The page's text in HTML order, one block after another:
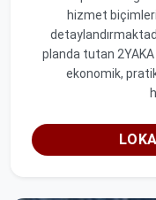
hizmet
planda tutan
ekonomik,